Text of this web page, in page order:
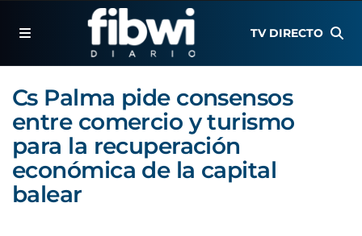
TV DIRECTO
Cs Palma pide consensos
entre comercio y turismo
para la recuperación
económica de la capital
balear